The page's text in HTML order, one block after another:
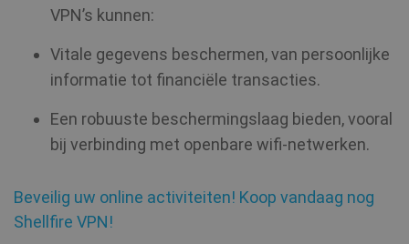
VPN’s kunnen:
Vitale gegevens beschermen, van persoonlijke
informatie tot financiële transacties.
Een robuuste beschermingslaag bieden, vooral
bij verbinding met openbare wifi-netwerken.
Beveilig uw online activiteiten! Koop vandaag nog
Shellfire VPN!